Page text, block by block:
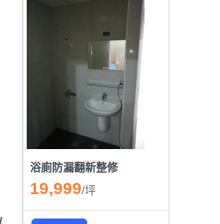
浴廁防漏翻新整修
19,999/坪